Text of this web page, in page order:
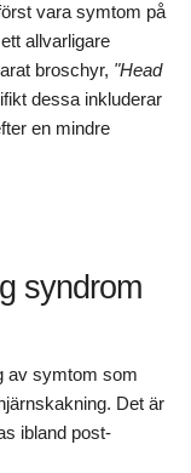
vara symtom på
allvarligare
broschyr, "Head
dessa inkluderar
en mindre
syndrom
av symtom som
Det är
ibland post-